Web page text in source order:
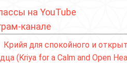
на YouTube
канале
Крийя для спокойного и
(Kriya for a Calm and Open